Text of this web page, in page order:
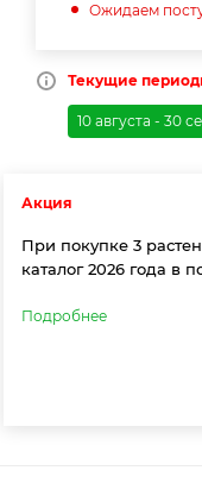
Ожидаем
Текущие
10 августа - 30
Акция
При покупке 3
каталог 2026 года в
Подробнее